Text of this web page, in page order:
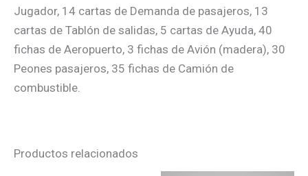
Jugador, 14 cartas de Demanda de pasajeros, 13
cartas de Tablón de salidas, 5 cartas de Ayuda, 40
fichas de Aeropuerto, 3 fichas de Avión (madera), 30
Peones pasajeros, 35 fichas de Camión de
combustible.
Productos relacionados